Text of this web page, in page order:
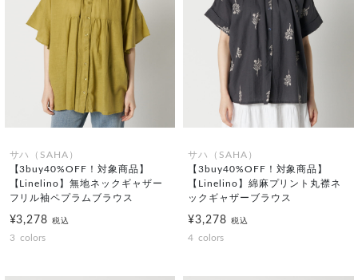
サハ（SAHA）
【3buy40%OFF！対象商品】
【Linelino】無地ネックギャザー
フリル袖ペプラムブラウス
¥3,278税込
3 colors
サハ（SAHA）
【3buy40%OFF！対象商品】
【Linelino】綿麻プリント丸襟ネ
ックギャザーブラウス
¥3,278 税込
4 colors